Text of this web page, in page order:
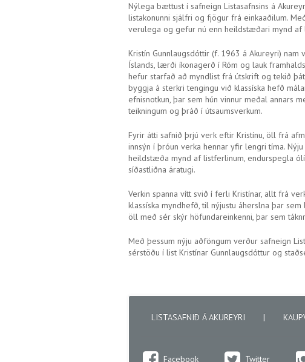
Nýlega bættust í safneign Listasafnsins á
listakonunni sjálfri og fjögur frá einkaaðilum.
verulega og gefur nú enn heildstæðari mynd af
Kristín Gunnlaugsdóttir (f. 1963 á Akureyri)
Íslands, lærði íkonagerð í Róm og lauk
hefur starfað að myndlist frá útskrift og tekið
byggja á sterkri tengingu við klassíska hefð
efnisnotkun, þar sem hún vinnur meðal annars
teikningum og þráð í útsaumsverkum.
Fyrir átti safnið þrjú verk eftir Kristínu, öll frá
innsýn í þróun verka hennar yfir lengri tíma.
heildstæða mynd af listferlinum, endurspegla
síðastliðna áratugi.
Verkin spanna vítt svið í ferli Kristínar, allt frá
klassíska myndhefð, til nýjustu áherslna þar
öll með sér skýr höfundareinkenni, þar sem
Með þessum nýju aðföngum verður safneign
sérstöðu í list Kristínar Gunnlaugsdóttur og
LISTASAFNIÐ Á AKUREYRI |
Facebook Twitter